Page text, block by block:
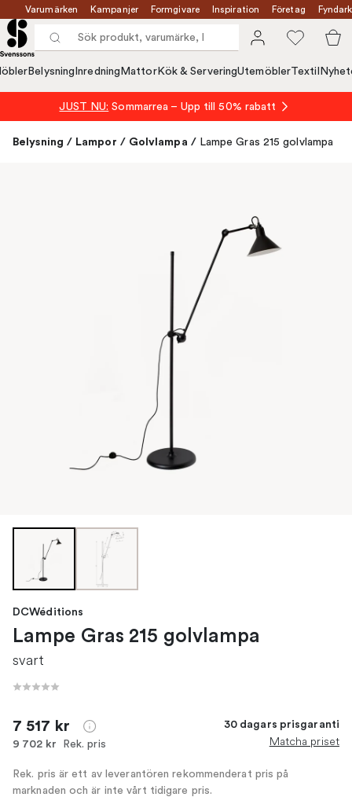
Varumärken Kampanjer Formgivare Inspiration Företag
Belysning Inredning MattorKök & ServeringUtemöblerTextil
JUST NU: Sommarrea – Upp till 50% rabatt
Belysning / Lampor / Golvlampa / Lampe Gras 215 golvlampa
DCWéditions
Lampe Gras 215 golvlampa
svart
7 517 kr
9 702 kr Rek. pris
30 dagars prisgaranti
Matcha priset
Rek. pris är ett av leverantören rekommenderat pris på
marknaden och är inte vårt tidigare pris.